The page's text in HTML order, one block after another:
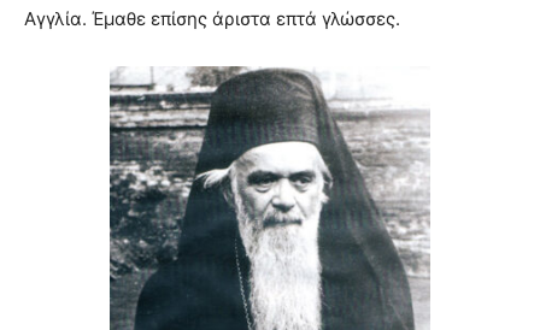
Αγγλία. Έμαθε επίσης άριστα επτά γλώσσες.